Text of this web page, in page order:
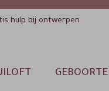
hulp bij ontwerpen